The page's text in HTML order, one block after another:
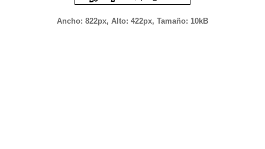
Ancho: 822px, Alto: 422px, Tamaño: 10kB